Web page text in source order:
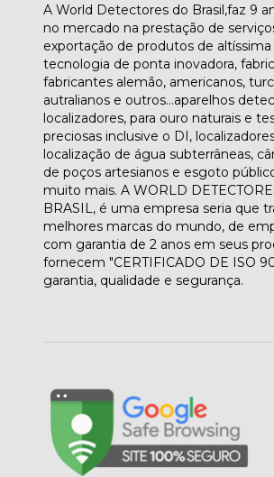
A World Detectores do Brasil,faz 9
no mercado na prestação de
exportação de produtos de
tecnologia de ponta inovadora,
fabricantes alemão, americanos,
autralianos e outros...aparelhos
localizadores, para ouro naturais e
preciosas inclusive o DI,
localização de água subterrâneas,
de poços artesianos e esgoto
muito mais. A WORLD
BRASIL, é uma empresa seria que
melhores marcas do mundo, de
com garantia de 2 anos em seus
fornecem "CERTIFICADO DE ISO
garantia, qualidade e segurança.